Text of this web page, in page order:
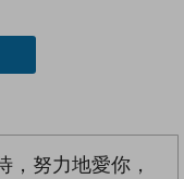
，努力地愛你，